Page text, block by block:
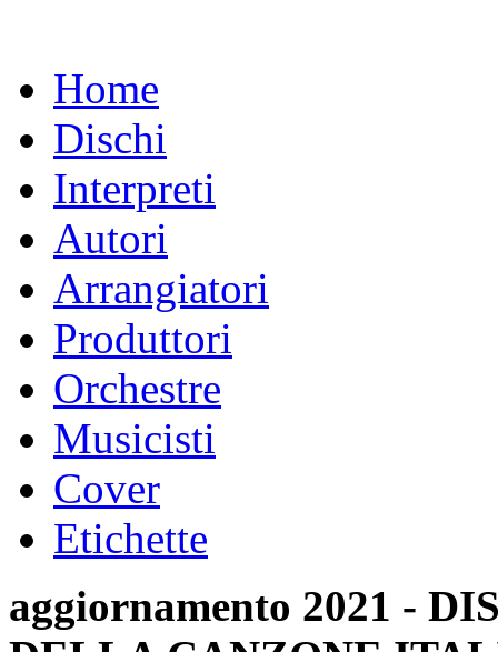
Home
Dischi
Interpreti
Autori
Arrangiatori
Produttori
Orchestre
Musicisti
Cover
Etichette
aggiornamento 2021 -